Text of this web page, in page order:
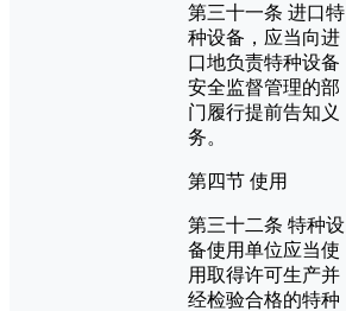
第三十一条 进口特
种设备，应当向进
口地负责特种设备
安全监督管理的部
门履行提前告知义
务。
第四节 使用
第三十二条 特种设
备使用单位应当使
用取得许可生产并
经检验合格的特种